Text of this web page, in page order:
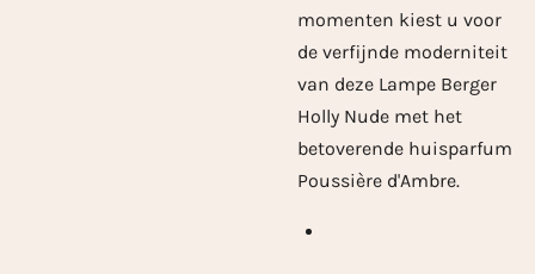
momenten kiest u voor
de verfijnde moderniteit
van deze Lampe Berger
Holly Nude met het
betoverende huisparfum
Poussière d'Ambre.